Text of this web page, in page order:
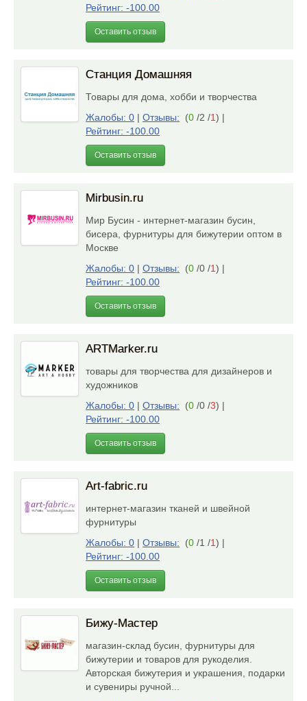
Рейтинг: -100.00
Оставить отзыв
Станция Домашняя
Товары для дома, хобби и творчества
Жалобы: 0 | Отзывы: (0 /2 /1) |
Рейтинг: -100.00
Оставить отзыв
Mirbusin.ru
Мир Бусин - интернет-магазин бусин,
бисера, фурнитуры для бижутерии оптом в
Москве
Жалобы: 0 | Отзывы: (0 /0 /1) |
Рейтинг: -100.00
Оставить отзыв
ARTMarker.ru
товары для творчества для дизайнеров и
художников
Жалобы: 0 | Отзывы: (0 /0 /3) |
Рейтинг: -100.00
Оставить отзыв
Art-fabric.ru
интернет-магазин тканей и швейной
фурнитуры
Жалобы: 0 | Отзывы: (0 /1 /1) |
Рейтинг: -100.00
Оставить отзыв
Бижу-Мастер
магазин-склад бусин, фурнитуры для
бижутерии и товаров для рукоделия.
Авторская бижутерия и украшения, подарки
и сувениры ручной...